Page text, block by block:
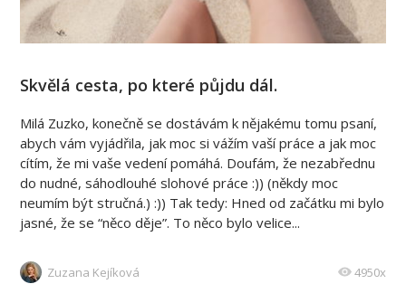
Skvělá cesta, po které půjdu dál.
Milá Zuzko, konečně se dostávám k nějakému tomu psaní,
abych vám vyjádřila, jak moc si vážím vaší práce a jak moc
cítím, že mi vaše vedení pomáhá. Doufám, že nezabřednu
do nudné, sáhodlouhé slohové práce :)) (někdy moc
neumím být stručná.) :)) Tak tedy: Hned od začátku mi bylo
jasné, že se “něco děje”. To něco bylo velice...
Zuzana Kejíková 4950x